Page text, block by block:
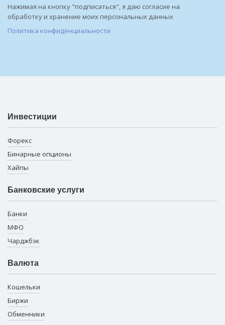
Нажимая на кнопку "подписаться", я даю согласие на
обработку и хранение моих персональных данных
Политика конфиденциальности
Инвестиции
Форекс
Бинарные опционы
Хайпы
Банковские услуги
Банки
МФО
Чарджбэк
Валюта
Кошельки
Биржи
Обменники